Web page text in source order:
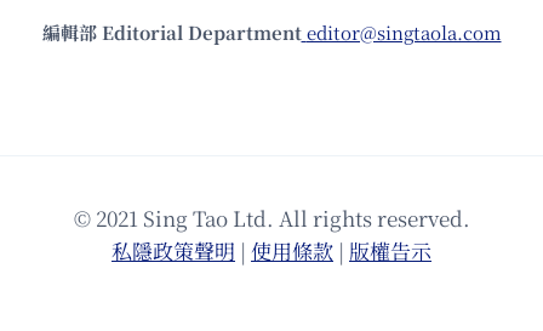
編輯部 Editorial Department editor@singtaola.com
© 2021 Sing Tao Ltd. All rights reserved.
私隱政策聲明 | 使⽤條款 | 版權告⽰